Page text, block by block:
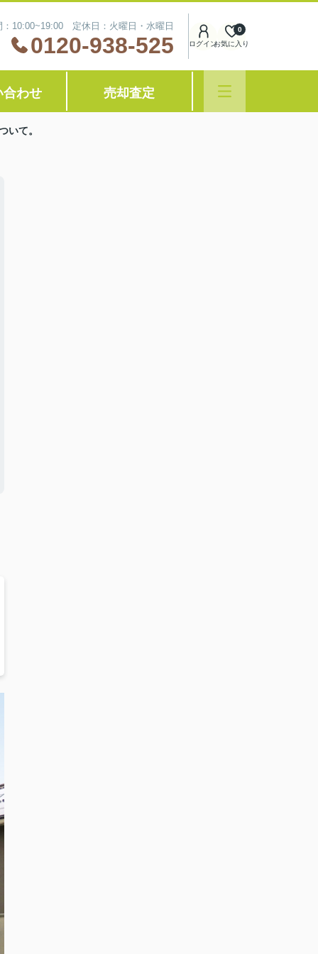
：10:00~19:00 定休日：火曜日・水曜日
0120-938-525 ログインお気に入り
0
合わせ 売却査定
いて。